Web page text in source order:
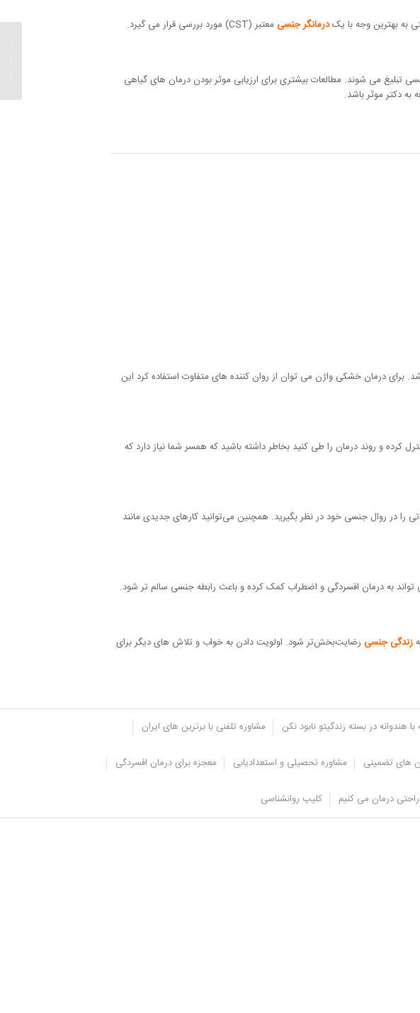
به بهترین وجه با یکدرمانگر جنسی معتبر (CST) مورد بررسی قرار می گیرد.
تبلیغ می شوند. مطالعات بیشتری برای ارزیابی موثر بودن درمان های گیاهی
دکتر موثر باشد.
برای درمان خشکی واژن می توان از روان کننده های متفاوت استفاده کرد این
و روند درمان را طی کنید بخاطر داشته باشید که همسر شما نیاز دارد که
را در روال جنسی خود در نظر بگیرید. همچنین می‌توانید کارهای جدیدی مانند
به درمان افسردگی و اضطراب کمک کرده و باعث رابطه جنسی سالم تر شود.
زندگی جنسی رضایت‌بخش‌تر شود. اولویت دادن به خواب و تلاش های دیگر برای
هندوانه در بسته زندگیتو نابود نکن مشاوره تلفنی با برترین های ایران
های تضمینی مشاوره تحصیلی و استعدادیابی معجزه برای درمان افسردگی
درمان می کنیم کلیپ روانشناسی
راه